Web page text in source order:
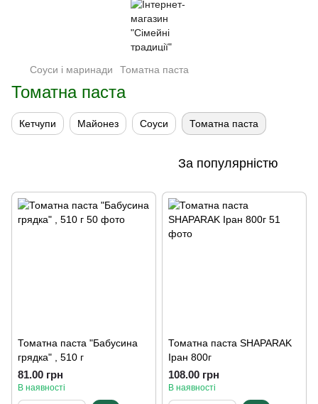
Соуси і маринади Томатна паста
Томатна паста
Кетчупи Майонез Соуси Томатна паста
За популярністю
Томатна паста "Бабусина
грядка" , 510 г
81.00 грн
В наявності
Томатна паста SHAPARAK
Іран 800г
108.00 грн
В наявності